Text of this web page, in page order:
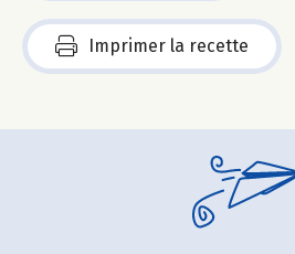
Imprimer la recette